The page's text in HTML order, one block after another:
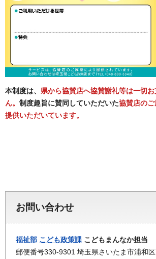
本制度は、 県から協賛店へ協賛謝礼等は一切
ん。 制度趣旨に賛同していただいた協賛店の
提供いただいています。
お問い合わせ
福祉部 こども政策課 こどもまんなか担当
郵便番号330-9301 埼玉県さいたま市浦和